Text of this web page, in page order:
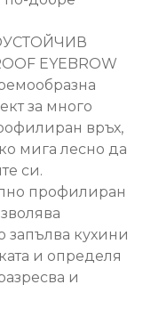
EYEBROW
за много
връх,
мига лесно да
си.
профилиран
запълва кухини
и определя
и